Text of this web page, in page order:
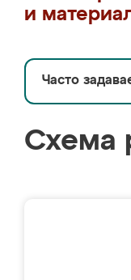
и
Часто
Схема